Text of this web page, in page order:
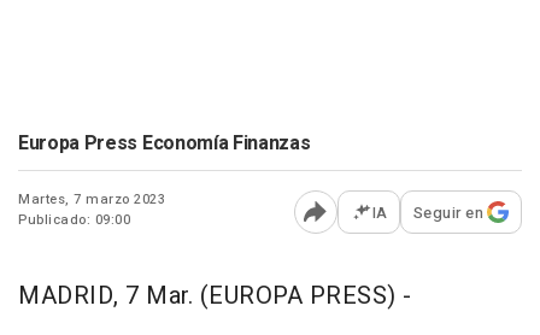
Europa Press Economía Finanzas
Martes, 7 marzo 2023
Publicado: 09:00
Abrir opciones para
IA Seguir en
MADRID, 7 Mar. (EUROPA PRESS) -